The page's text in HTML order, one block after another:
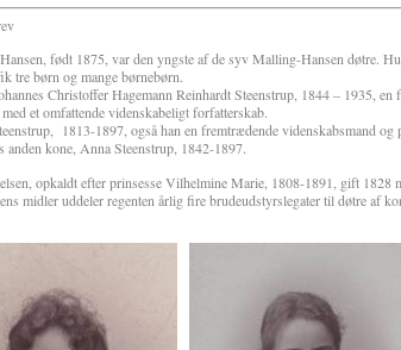
født 1875, var den yngste af de syv Malling-Hansen døtre.
tre børn og mange børnebørn.
Christoffer Hagemann Reinhardt Steenstrup, 1844 – 1935,
et omfattende videnskabeligt forfatterskab.
1813-1897, også han en fremtrædende videnskabsmand
kone, Anna Steenstrup, 1842-1897.
opkaldt efter prinsesse Vilhelmine Marie, 1808-1891, gift 1828
midler uddeler regenten årlig fire brudeudstyrslegater til døtre af